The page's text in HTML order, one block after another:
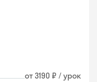
от 3190 ₽ / урок